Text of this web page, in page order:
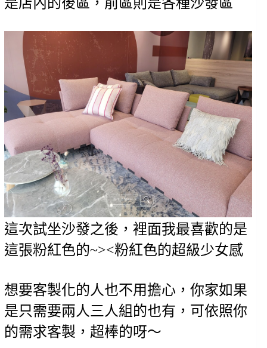
是店內的後區，前區則是各種沙發區
這次試坐沙發之後，裡面我最喜歡的是
這張粉紅色的~><粉紅色的超級少女感
想要客製化的人也不用擔心，你家如果
是只需要兩人三人組的也有，可依照你
的需求客製，超棒的呀～